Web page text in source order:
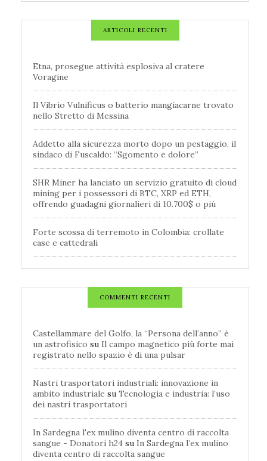
ARTICOLI RECENTI
Etna, prosegue attività esplosiva al cratere
Voragine
Il Vibrio Vulnificus o batterio mangiacarne trovato
nello Stretto di Messina
Addetto alla sicurezza morto dopo un pestaggio, il
sindaco di Fuscaldo: “Sgomento e dolore”
SHR Miner ha lanciato un servizio gratuito di cloud
mining per i possessori di BTC, XRP ed ETH,
offrendo guadagni giornalieri di 10.700$ o più
Forte scossa di terremoto in Colombia: crollate
case e cattedrali
COMMENTI RECENTI
Castellammare del Golfo, la “Persona dell’anno” è
un astrofisico su Il campo magnetico più forte mai
registrato nello spazio è di una pulsar
Nastri trasportatori industriali: innovazione in
ambito industriale su Tecnologia e industria: l’uso
dei nastri trasportatori
In Sardegna l'ex mulino diventa centro di raccolta
sangue - Donatori h24 su In Sardegna l’ex mulino
diventa centro di raccolta sangue